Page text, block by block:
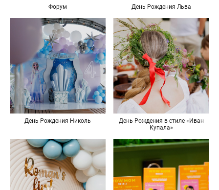
Форум День Рождения Льва
День Рождения Николь
День Рождения в стиле «Иван
Купала»